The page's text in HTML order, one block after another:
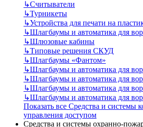
↳Считыватели
↳Турникеты
↳Устройства для печати на
↳Шлагбаумы и автоматика для
↳Шлюзовые кабины
↳Типовые решения СКУД
↳Шлагбаумы «Фантом»
↳Шлагбаумы и автоматика для
↳Шлагбаумы и автоматика для
↳Шлагбаумы и автоматика для
↳Шлагбаумы и автоматика для
Показать все Средства и системы
управления доступом
Средства и системы охранно-